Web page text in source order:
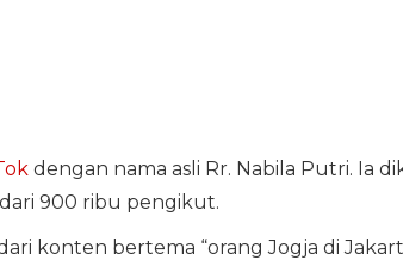
dengan nama asli Rr. Nabila Putri. Ia
900 ribu pengikut.
konten bertema “orang Jogja di